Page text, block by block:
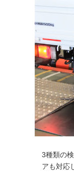
3種類の
アも対応